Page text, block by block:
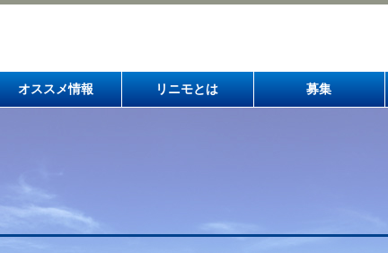
オススメ情報 リニモとは 募集